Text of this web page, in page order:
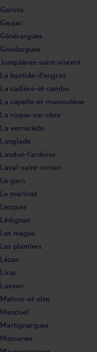
Garons
Gaujac
Générargues
Goudargues
Jonquières-saint-vincent
La bastide-d'engras
La cadière-et-cambo
La capelle-et-masmolène
La roque-sur-cèze
La vernarède
Langlade
Laudun-l'ardoise
Laval-saint-roman
Le garn
Le martinet
Lecques
Lédignan
Les mages
Les plantiers
Lézan
Lirac
Lussan
Malons-et-elze
Manduel
Martignargues
Massanes